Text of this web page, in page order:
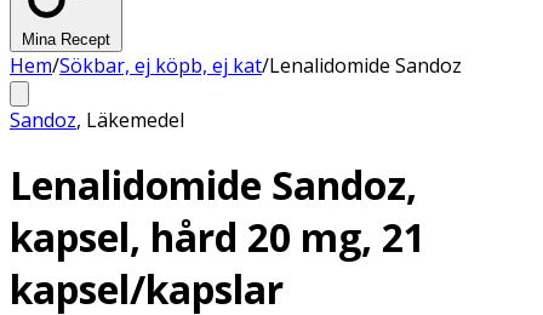
Mina Recept
Hem/Sökbar, ej köpb, ej kat/Lenalidomide Sandoz
Sandoz, Läkemedel
Lenalidomide Sandoz,
kapsel, hård 20 mg, 21
kapsel/kapslar